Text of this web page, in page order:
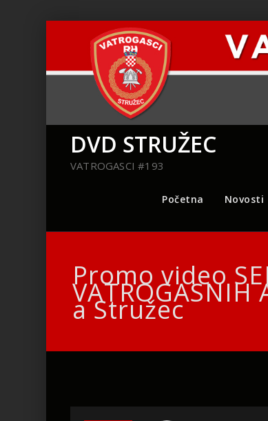
DVD STRUŽEC
VATROGASCI #193
Početna Novosti
Promo video
VATROGASNIH
a Stružec